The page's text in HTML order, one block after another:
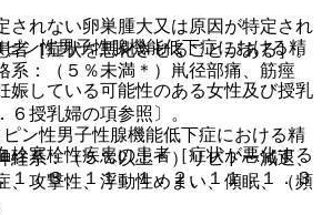
れない卵巣腫大又は原因が特定され
者［症状を悪化させることがある］。
している可能性のある女性及び授乳
授乳婦の項参照〕。
塞栓性疾患の患者［症状が悪化する
１．３、１１．１．２、１１．１．３
ン性男子性腺機能低下症における精
系：（５％未満＊）鼡径部痛、筋痙
ン性男子性腺機能低下症における精
経系：（５％以上＊）リビドー減退、
、攻撃性、浮動性めまい、傾眠、（頻